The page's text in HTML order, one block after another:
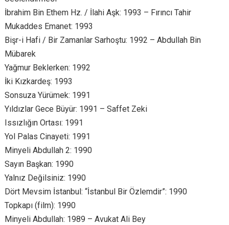
İbrahim Bin Ethem Hz. / İlahi Aşk: 1993 – Fırıncı Tahir
Mukaddes Emanet: 1993
Bişr-i Hafi / Bir Zamanlar Sarhoştu: 1992 – Abdullah Bin
Mübarek
Yağmur Beklerken: 1992
İki Kızkardeş: 1993
Sonsuza Yürümek: 1991
Yıldızlar Gece Büyür: 1991 – Saffet Zeki
Issızlığın Ortası: 1991
Yol Palas Cinayeti: 1991
Minyeli Abdullah 2: 1990
Sayın Başkan: 1990
Yalnız Değilsiniz: 1990
Dört Mevsim İstanbul: “İstanbul Bir Özlemdir”: 1990
Topkapı (film): 1990
Minyeli Abdullah: 1989 – Avukat Ali Bey